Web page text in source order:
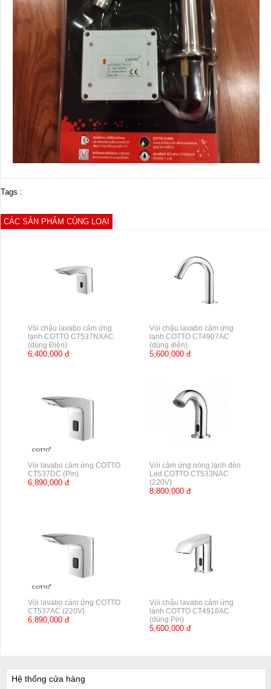
Tags :
CÁC SẢN PHẨM CÙNG LOẠI
Vòi chậu lavabo cảm ứng
lạnh COTTO CT537NXAC
(dùng Điện)
6,400,000 đ
Vòi chậu lavabo cảm ứng
lạnh COTTO CT4907AC
(dùng điện)
5,600,000 đ
Vòi lavabo cảm ứng COTTO
CT537DC (Pin)
6,890,000 đ
Vòi cảm ứng nóng lạnh đèn
Led COTTO CT533NAC
(220V)
8,800,000 đ
Vòi lavabo cảm ứng COTTO
CT537AC (220V)
6,890,000 đ
Vòi chậu lavabo cảm ứng
lạnh COTTO CT4918AC
(dùng Pin)
5,600,000 đ
Hệ thống cửa hàng